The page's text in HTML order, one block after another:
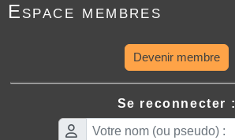
Espace membres
Devenir membre
Se reconnecter :